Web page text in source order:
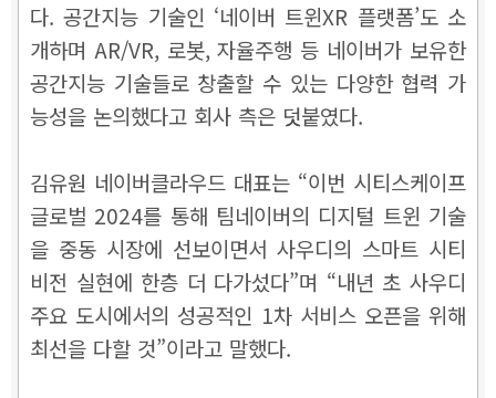
다. 공간지능 기술인 ‘네이버 트윈XR 플랫폼’도 소
개하며 AR/VR, 로봇, 자율주행 등 네이버가 보유한
공간지능 기술들로 창출할 수 있는 다양한 협력 가
능성을 논의했다고 회사 측은 덧붙였다.
김유원 네이버클라우드 대표는 “이번 시티스케이프
글로벌 2024를 통해 팀네이버의 디지털 트윈 기술
을 중동 시장에 선보이면서 사우디의 스마트 시티
비전 실현에 한층 더 다가섰다”며 “내년 초 사우디
주요 도시에서의 성공적인 1차 서비스 오픈을 위해
최선을 다할 것”이라고 말했다.